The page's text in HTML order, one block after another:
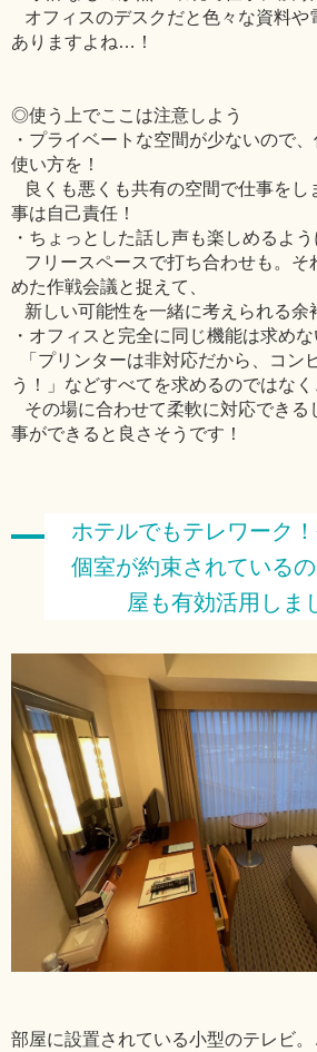
オフィスのデスクだと色々な資料や
ありますよね…！
◎使う上でここは注意しよう
・プライベートな空間が少ないので
使い方を！
良くも悪くも共有の空間で仕事をし
事は自己責任！
・ちょっとした話し声も楽しめるよう
フリースペースで打ち合わせも。そ
めた作戦会議と捉えて、
新しい可能性を一緒に考えられる余
・オフィスと完全に同じ機能は求めな
「プリンターは非対応だから、コン
う！」などすべてを求めるのではなく
その場に合わせて柔軟に対応できる
事ができると良さそうです！
ホテルでもテレワーク
個室が約束されている
屋も有効活用しま
部屋に設置されている小型のテレビ。